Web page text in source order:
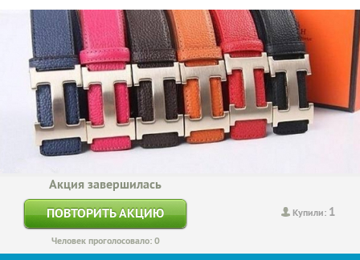
Купили: 1
Акция завершилась
ПОВТОРИТЬ АКЦИЮ
Человек проголосовало: 0